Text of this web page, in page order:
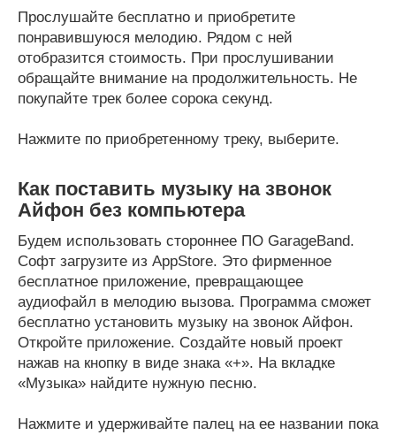
Прослушайте бесплатно и приобретите
понравившуюся мелодию. Рядом с ней
отобразится стоимость. При прослушивании
обращайте внимание на продолжительность. Не
покупайте трек более сорока секунд.
Нажмите по приобретенному треку, выберите.
Как поставить музыку на звонок
Айфон без компьютера
Будем использовать стороннее ПО GarageBand.
Софт загрузите из AppStore. Это фирменное
бесплатное приложение, превращающее
аудиофайл в мелодию вызова. Программа сможет
бесплатно установить музыку на звонок Айфон.
Откройте приложение. Создайте новый проект
нажав на кнопку в виде знака «+». На вкладке
«Музыка» найдите нужную песню.
Нажмите и удерживайте палец на ее названии пока